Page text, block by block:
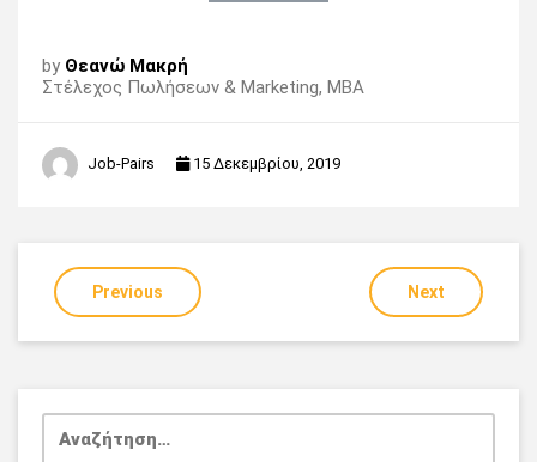
by Θεανώ Μακρή
Στέλεχος Πωλήσεων & Marketing, MBA
Job-Pairs 15 Δεκεμβρίου, 2019
Πλοήγηση
άρθρων
Previous Next
Αναζήτηση